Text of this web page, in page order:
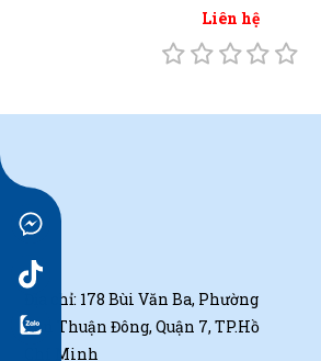
Liên hệ
Địa chỉ: 178 Bùi Văn Ba, Phường
Tân Thuận Đông, Quận 7, TP.Hồ
Chí Minh